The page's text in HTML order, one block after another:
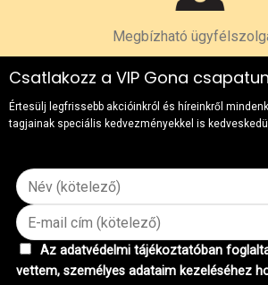
Megbízható
Csatlakozz a VIP Gona
Értesülj legfrissebb akcióinkról és híreinkről
tagjainak speciális kedvezményekkel is
Az adatvédelmi tájékoztatóban
vettem, személyes adataim kezeléséhez